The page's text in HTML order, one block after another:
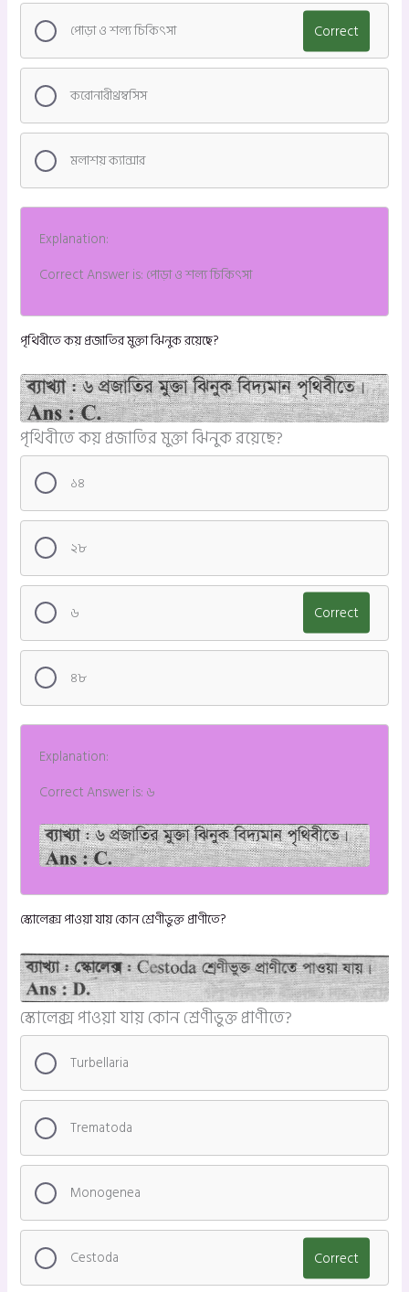
পোড়া ও শল্য চিকিৎসা Correct
করোনারীথ্রম্বসিস
মলাশয় ক্যান্সার
Explanation:
Correct Answer is: পোড়া ও শল্য চিকিৎসা
পৃথিবীতে কয় প্রজাতির মুক্তা ঝিনুক রয়েছে?
পৃথিবীতে কয় প্রজাতির মুক্তা ঝিনুক রয়েছে?
১৪
২৮
৬ Correct
৪৮
Explanation:
Correct Answer is: ৬
স্কোলেক্স পাওয়া যায় কোন শ্রেণীভুক্ত প্রাণীতে?
স্কোলেক্স পাওয়া যায় কোন শ্রেণীভুক্ত প্রাণীতে?
Turbellaria
Trematoda
Monogenea
Cestoda Correct